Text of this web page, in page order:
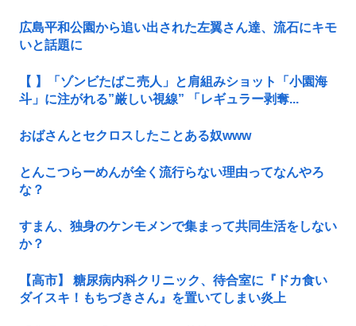
広島平和公園から追い出された左翼さん達、流石にキモ
いと話題に
【 】「ゾンビたばこ売人」と肩組みショット「小園海
斗」に注がれる”厳しい視線” 「レギュラー剥奪...
おばさんとセクロスしたことある奴www
とんこつらーめんが全く流行らない理由ってなんやろ
な？
すまん、独身のケンモメンで集まって共同生活をしない
か？
【高市】 糖尿病内科クリニック、待合室に『ドカ食い
ダイスキ！もちづきさん』を置いてしまい炎上